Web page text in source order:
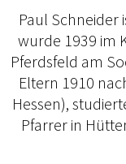
Paul
wurde 1939 im
Pferdsfeld am
Eltern 1910
Hessen),
Pfarrer in